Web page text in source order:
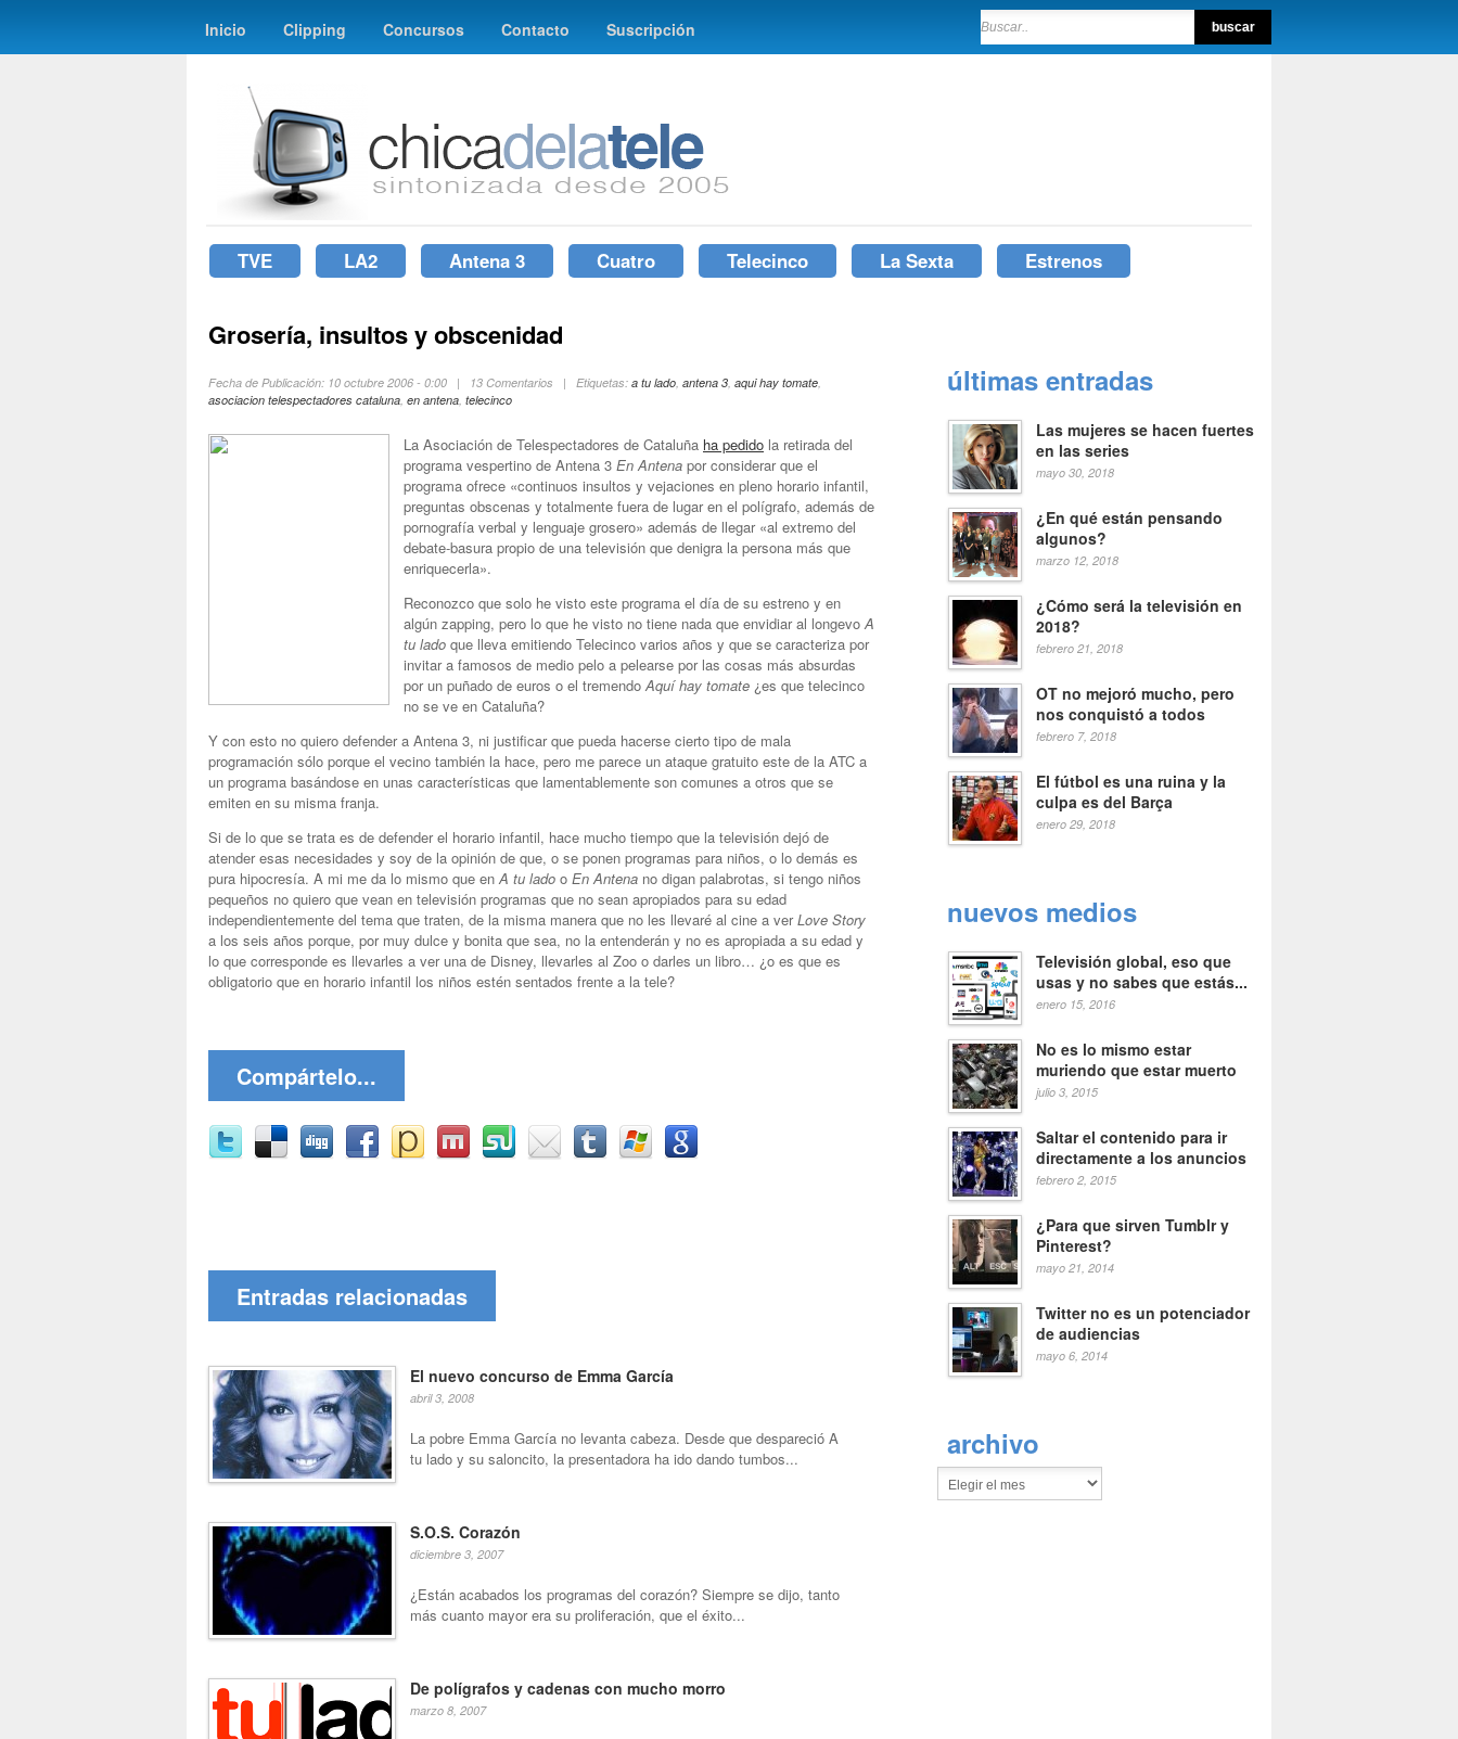
Inicio Clipping Concursos Contacto Suscripción
TVE LA2 Antena 3 Cuatro Telecinco La Sexta Estrenos
Grosería, insultos y obscenidad
Fecha de Publicación: 10 octubre 2006 - 0:00 | 13 Comentarios | Etiquetas: a tu lado, antena 3, aqui hay tomate,
asociacion telespectadores cataluna, en antena, telecinco
La Asociación de Telespectadores de Cataluña ha pedido la retirada del
programa vespertino de Antena 3 En Antena por considerar que el
programa ofrece «continuos insultos y vejaciones en pleno horario infantil,
preguntas obscenas y totalmente fuera de lugar en el polígrafo, además de
pornografía verbal y lenguaje grosero» además de llegar «al extremo del
debate-basura propio de una televisión que denigra la persona más que
enriquecerla».
Reconozco que solo he visto este programa el día de su estreno y en
algún zapping, pero lo que he visto no tiene nada que envidiar al longevoA
tu lado que lleva emitiendo Telecinco varios años y que se caracteriza por
invitar a famosos de medio pelo a pelearse por las cosas más absurdas
por un puñado de euros o el tremendoAquí hay tomate ¿es que telecinco
no se ve en Cataluña?
Y con esto no quiero defender a Antena 3, ni justificar que pueda hacerse cierto tipo de mala
programación sólo porque el vecino también la hace, pero me parece un ataque gratuito este de la ATC a
un programa basándose en unas características que lamentablemente son comunes a otros que se
emiten en su misma franja.
Si de lo que se trata es de defender el horario infantil, hace mucho tiempo que la televisión dejó de
atender esas necesidades y soy de la opinión de que, o se ponen programas para niños, o lo demás es
pura hipocresía. A mi me da lo mismo que enA tu lado o En Antena no digan palabrotas, si tengo niños
pequeños no quiero que vean en televisión programas que no sean apropiados para su edad
independientemente del tema que traten, de la misma manera que no les llevaré al cine a verLove Story
a los seis años porque, por muy dulce y bonita que sea, no la entenderán y no es apropiada a su edad y
lo que corresponde es llevarles a ver una de Disney, llevarles al Zoo o darles un libro… ¿o es que es
obligatorio que en horario infantil los niños estén sentados frente a la tele?
Compártelo...
Entradas relacionadas
El nuevo concurso de Emma García
abril 3, 2008
La pobre Emma García no levanta cabeza. Desde que despareció A
tu lado y su saloncito, la presentadora ha ido dando tumbos...
S.O.S. Corazón
diciembre 3, 2007
¿Están acabados los programas del corazón? Siempre se dijo, tanto
más cuanto mayor era su proliferación, que el éxito...
De polígrafos y cadenas con mucho morro
marzo 8, 2007
últimas entradas
Las mujeres se hacen fuertes
en las series
mayo 30, 2018
¿En qué están pensando
algunos?
marzo 12, 2018
¿Cómo será la televisión en
2018?
febrero 21, 2018
OT no mejoró mucho, pero
nos conquistó a todos
febrero 7, 2018
El fútbol es una ruina y la
culpa es del Barça
enero 29, 2018
nuevos medios
Televisión global, eso que
usas y no sabes que estás...
enero 15, 2016
No es lo mismo estar
muriendo que estar muerto
julio 3, 2015
Saltar el contenido para ir
directamente a los anuncios
febrero 2, 2015
¿Para que sirven Tumblr y
Pinterest?
mayo 21, 2014
Twitter no es un potenciador
de audiencias
mayo 6, 2014
archivo